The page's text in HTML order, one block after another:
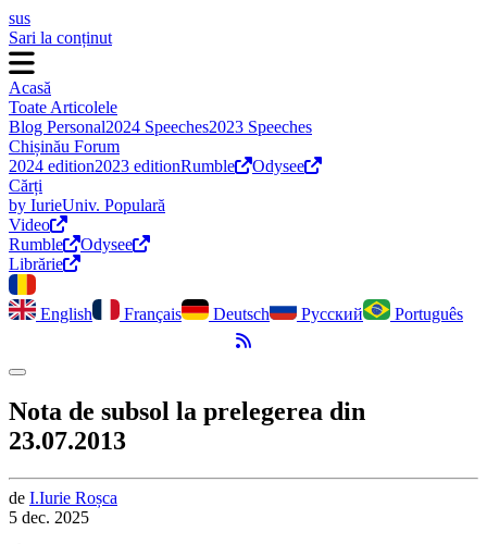
sus
Sari la conținut
Acasă
Toate Articolele
Blog Personal2024 Speeches2023 Speeches
Chișinău Forum
2024 edition2023 editionRumble
Odysee
Cărți
by IurieUniv. Populară
Video
Rumble
Odysee
Librărie
English Français Deutsch Русский
Português
Flux RSS
Comută modul întunecat
Nota de subsol la prelegerea din
23.07.2013
de I.Iurie Roșca
5 dec. 2025